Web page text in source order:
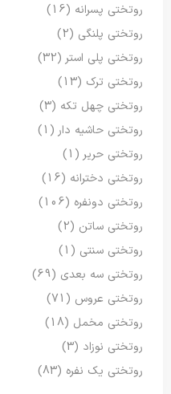
روتختی پسرانه (16)
روتختی پلنگی (2)
روتختی پلی استر (32)
روتختی ترک (13)
روتختی چهل تکه (3)
روتختی حاشیه دار (1)
روتختی حریر (1)
روتختی دخترانه (16)
روتختی دونفره (106)
روتختی ساتن (2)
روتختی سنتی (1)
روتختی سه بعدی (69)
روتختی عروس (71)
روتختی مخمل (18)
روتختی نوزاد (3)
روتختی یک نفره (83)